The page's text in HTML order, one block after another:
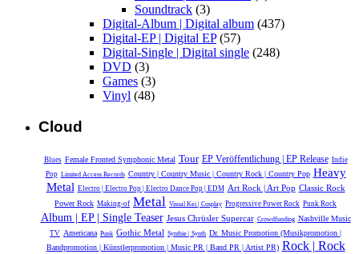
Soundtrack (3)
Digital-Album | Digital album (437)
Digital-EP | Digital EP(57)
Digital-Single | Digital single (248)
DVD (3)
Games (3)
Vinyl (48)
Cloud
Blues Female Fronted Symphonic Metal Tour EP Veröffentlichung | EP Release Indie
Pop Limited Access Records Country | Country Music | Country Rock | Country Pop Heavy
Metal Electro | Electro Pop | Electro Dance Pop | EDM Art Rock | Art Pop Classic Rock
Power Rock Making-of Metal Visual Kei | Cosplay Progressive Power Rock Punk Rock
Album | EP | Single Teaser Jesus Chrüsler Supercar Crowdfunding Nashville Music
TV Americana Punk Gothic Metal Synthie | Synth Dr. Music Promotion (Musikpromotion |
Bandpromotion | Künstlerpromotion | Music PR | Band PR | Artist PR) Rock | Rock